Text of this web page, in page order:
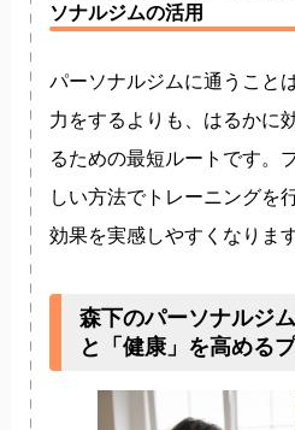
ソナルジムの活用
パーソナルジムに通うこと
力をするよりも、はるかに
るための最短ルートです。
しい方法でトレーニングを
効果を実感しやすくなります
森下のパーソナルジ
と「健康」を高める